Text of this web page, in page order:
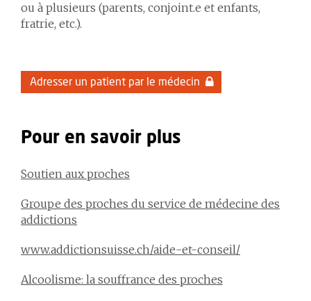
ou à plusieurs (parents, conjoint.e et enfants,
fratrie, etc.).
Adresser un patient par le médecin
Pour en savoir plus
Soutien aux proches
Groupe des proches du service de médecine des
addictions
www.addictionsuisse.ch/aide-et-conseil/
Alcoolisme: la souffrance des proches